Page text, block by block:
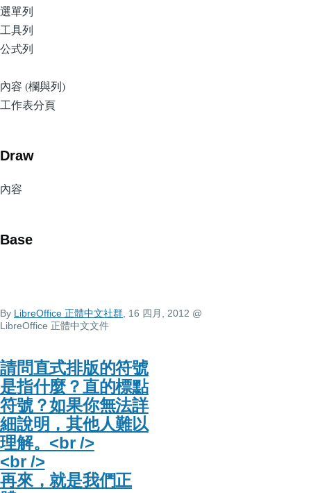
選單列
工具列
公式列
內容 (欄與列)
工作表分頁
Draw
內容
Base
By LibreOffice 正體中文社群 , 16 四月, 2012 @
LibreOffice 正體中文文件
請問直式排版的符號
是指什麼？直的標點
符號？如果你無法詳
細說明，其他人難以
理解。<br />
<br />
再來，就是我們正